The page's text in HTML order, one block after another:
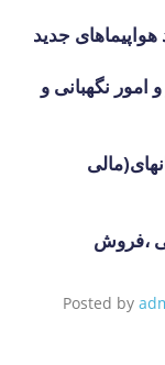
امور نگهبانی و
Posted by